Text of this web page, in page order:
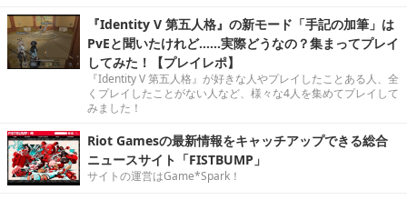
『Identity V 第五人格』の新モード「手記の加筆」は
PvEと聞いたけれど……実際どうなの？集まってプレイ
してみた！【プレイレポ】
『Identity V 第五人格』が好きな人やプレイしたことある人、全
くプレイしたことがない人など、様々な4人を集めてプレイして
みました！
Riot Gamesの最新情報をキャッチアップできる総合
ニュースサイト「FISTBUMP」
サイトの運営はGame*Spark！